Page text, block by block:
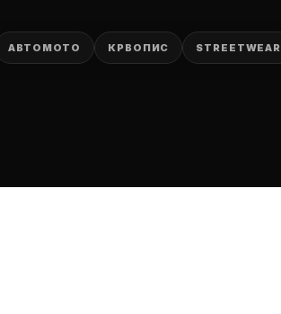
АВТОМОТО КРВОПИС STREETWEAR